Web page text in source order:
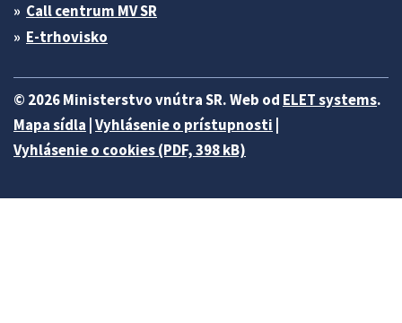
Call centrum MV SR
E-trhovisko
© 2026 Ministerstvo vnútra SR. Web od ELET systems.
Mapa sídla Vyhlásenie o prístupnosti
Vyhlásenie o cookies (PDF, 398 kB)